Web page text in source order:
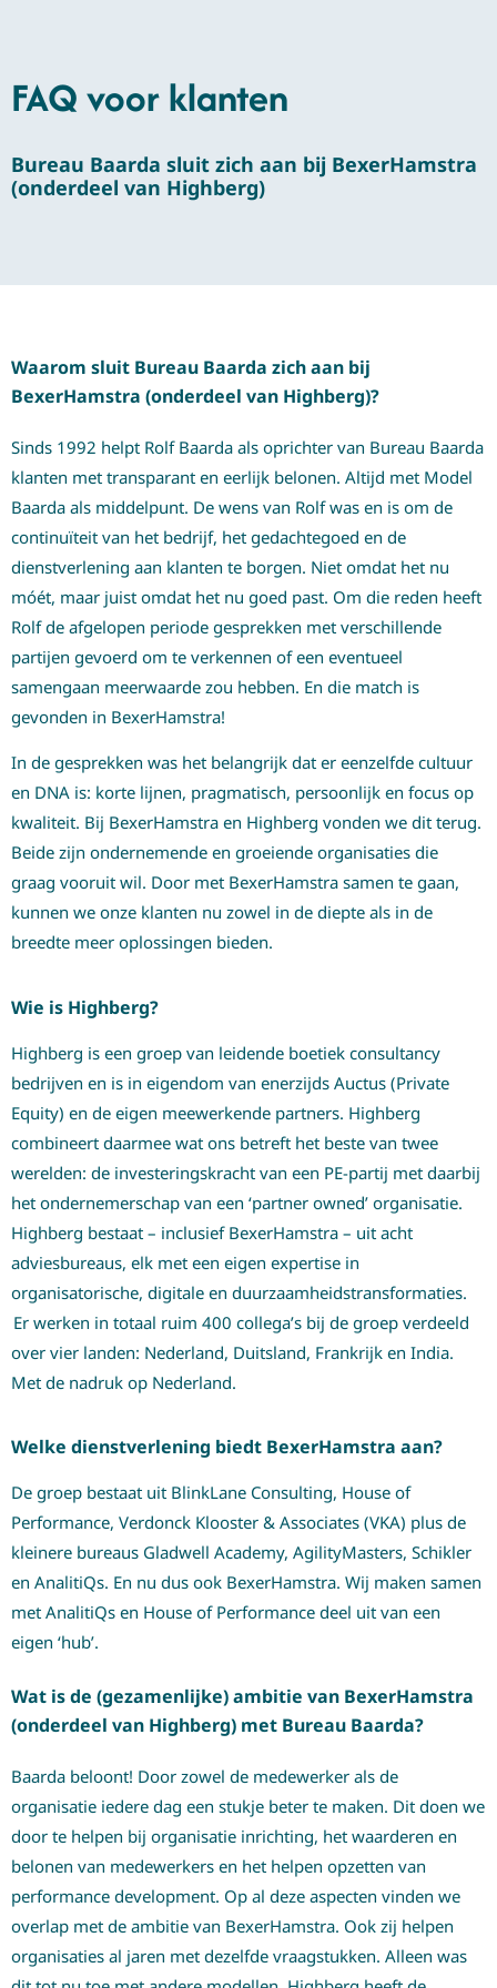
FAQ voor klanten
Bureau Baarda sluit zich aan bij BexerHamstra
(onderdeel van Highberg)
Waarom sluit Bureau Baarda zich aan bij
BexerHamstra (onderdeel van Highberg)?
Sinds 1992 helpt Rolf Baarda als oprichter van Bureau Baarda
klanten met transparant en eerlijk belonen. Altijd met Model
Baarda als middelpunt. De wens van Rolf was en is om de
continuïteit van het bedrijf, het gedachtegoed en de
dienstverlening aan klanten te borgen. Niet omdat het nu
móét, maar juist omdat het nu goed past. Om die reden heeft
Rolf de afgelopen periode gesprekken met verschillende
partijen gevoerd om te verkennen of een eventueel
samengaan meerwaarde zou hebben. En die match is
gevonden in BexerHamstra!
In de gesprekken was het belangrijk dat er eenzelfde cultuur
en DNA is: korte lijnen, pragmatisch, persoonlijk en focus op
kwaliteit. Bij BexerHamstra en Highberg vonden we dit terug.
Beide zijn ondernemende en groeiende organisaties die
graag vooruit wil. Door met BexerHamstra samen te gaan,
kunnen we onze klanten nu zowel in de diepte als in de
breedte meer oplossingen bieden.
Wie is Highberg?
Highberg is een groep van leidende boetiek consultancy
bedrijven en is in eigendom van enerzijds Auctus (Private
Equity) en de eigen meewerkende partners. Highberg
combineert daarmee wat ons betreft het beste van twee
werelden: de investeringskracht van een PE-partij met daarbij
het ondernemerschap van een ‘partner owned’ organisatie.
Highberg bestaat – inclusief BexerHamstra – uit acht
adviesbureaus, elk met een eigen expertise in
organisatorische, digitale en duurzaamheidstransformaties.
Er werken in totaal ruim 400 collega’s bij de groep verdeeld
over vier landen: Nederland, Duitsland, Frankrijk en India.
Met de nadruk op Nederland.
Welke dienstverlening biedt BexerHamstra aan?
De groep bestaat uit BlinkLane Consulting, House of
Performance, Verdonck Klooster & Associates (VKA) plus de
kleinere bureaus Gladwell Academy, AgilityMasters, Schikler
en AnalitiQs. En nu dus ook BexerHamstra. Wij maken samen
met AnalitiQs en House of Performance deel uit van een
eigen ‘hub’.
Wat is de (gezamenlijke) ambitie van BexerHamstra
(onderdeel van Highberg) met Bureau Baarda?
Baarda beloont! Door zowel de medewerker als de
organisatie iedere dag een stukje beter te maken. Dit doen we
door te helpen bij organisatie inrichting, het waarderen en
belonen van medewerkers en het helpen opzetten van
performance development. Op al deze aspecten vinden we
overlap met de ambitie van BexerHamstra. Ook zij helpen
organisaties al jaren met dezelfde vraagstukken. Alleen was